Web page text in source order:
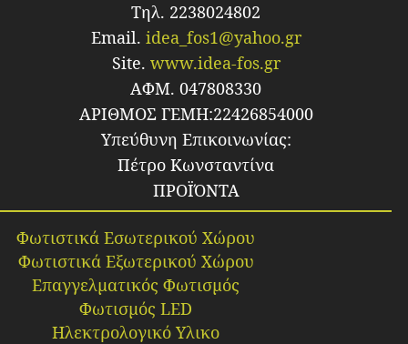
Τηλ. 2238024802
Email. idea_fos1@yahoo.gr
Site. www.idea-fos.gr
ΑΦΜ. 047808330
ΑΡΙΘΜΟΣ ΓΕΜΗ:22426854000
Υπεύθυνη Επικοινωνίας:
Πέτρο Κωνσταντίνα
ΠΡΟΪΌΝΤΑ
Φωτιστικά Εσωτερικού Χώρου
Φωτιστικά Εξωτερικού Χώρου
Επαγγελματικός Φωτισμός
Φωτισμός LED
Ηλεκτρολογικό Υλικο